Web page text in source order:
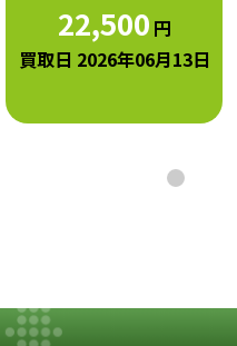
22,500 円
買取日 2026年06月13日